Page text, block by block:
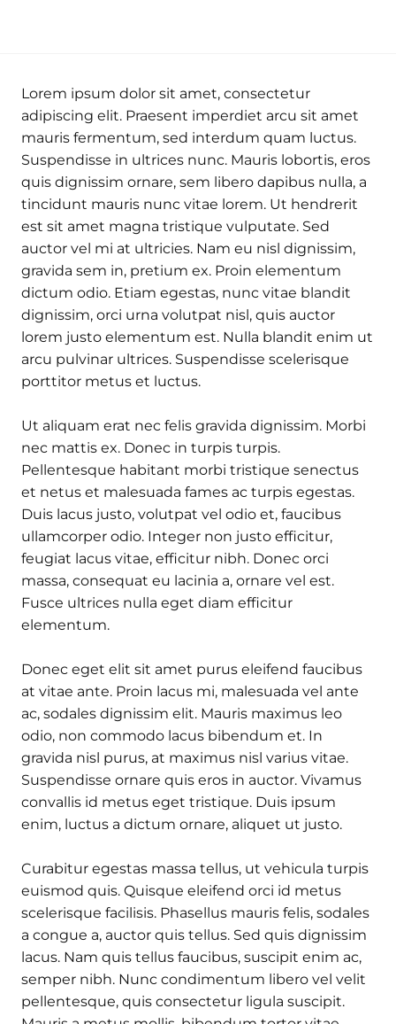
Lorem ipsum dolor sit amet, consectetur
adipiscing elit. Praesent imperdiet arcu sit amet
mauris fermentum, sed interdum quam luctus.
Suspendisse in ultrices nunc. Mauris lobortis, eros
quis dignissim ornare, sem libero dapibus nulla, a
tincidunt mauris nunc vitae lorem. Ut hendrerit
est sit amet magna tristique vulputate. Sed
auctor vel mi at ultricies. Nam eu nisl dignissim,
gravida sem in, pretium ex. Proin elementum
dictum odio. Etiam egestas, nunc vitae blandit
dignissim, orci urna volutpat nisl, quis auctor
lorem justo elementum est. Nulla blandit enim ut
arcu pulvinar ultrices. Suspendisse scelerisque
porttitor metus et luctus.
Ut aliquam erat nec felis gravida dignissim. Morbi
nec mattis ex. Donec in turpis turpis.
Pellentesque habitant morbi tristique senectus
et netus et malesuada fames ac turpis egestas.
Duis lacus justo, volutpat vel odio et, faucibus
ullamcorper odio. Integer non justo efficitur,
feugiat lacus vitae, efficitur nibh. Donec orci
massa, consequat eu lacinia a, ornare vel est.
Fusce ultrices nulla eget diam efficitur
elementum.
Donec eget elit sit amet purus eleifend faucibus
at vitae ante. Proin lacus mi, malesuada vel ante
ac, sodales dignissim elit. Mauris maximus leo
odio, non commodo lacus bibendum et. In
gravida nisl purus, at maximus nisl varius vitae.
Suspendisse ornare quis eros in auctor. Vivamus
convallis id metus eget tristique. Duis ipsum
enim, luctus a dictum ornare, aliquet ut justo.
Curabitur egestas massa tellus, ut vehicula turpis
euismod quis. Quisque eleifend orci id metus
scelerisque facilisis. Phasellus mauris felis, sodales
a congue a, auctor quis tellus. Sed quis dignissim
lacus. Nam quis tellus faucibus, suscipit enim ac,
semper nibh. Nunc condimentum libero vel velit
pellentesque, quis consectetur ligula suscipit.